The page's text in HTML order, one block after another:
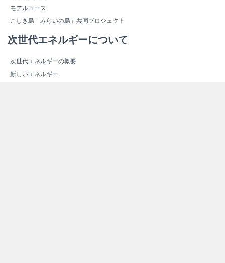
モデルコース
こしき島「みらいの島」共同プロジェクト
次世代エネルギーについて
次世代エネルギーの概要
新しいエネルギー